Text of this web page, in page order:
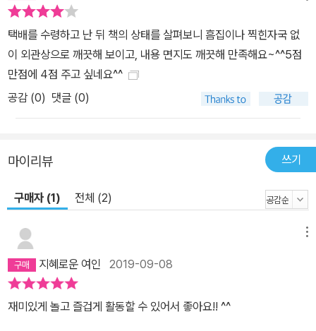
택배를 수령하고 난 뒤 책의 상태를 살펴보니 흠집이나 찍힌자국 없
이 외관상으로 깨끗해 보이고, 내용 면지도 깨끗해 만족해요~^^5점
만점에 4점 주고 싶네요^^
공감 (0) 댓글 (0)
마이리뷰 쓰기
구매자 (1) 전체 (2)
지혜로운 여인 2019-09-08
재미있게 놀고 즐겁게 활동할 수 있어서 좋아요!! ^^